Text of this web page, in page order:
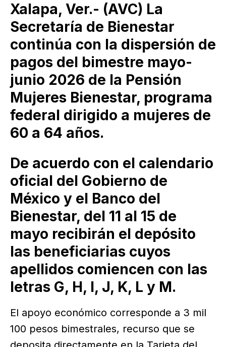
Xalapa, Ver.- (AVC) La
Secretaría de Bienestar
continúa con la dispersión de
pagos del bimestre mayo-
junio 2026 de la Pensión
Mujeres Bienestar, programa
federal dirigido a mujeres de
60 a 64 años.
De acuerdo con el calendario
oficial del Gobierno de
México y el Banco del
Bienestar, del 11 al 15 de
mayo recibirán el depósito
las beneficiarias cuyos
apellidos comiencen con las
letras G, H, I, J, K, L y M.
El apoyo económico corresponde a 3 mil
100 pesos bimestrales, recurso que se